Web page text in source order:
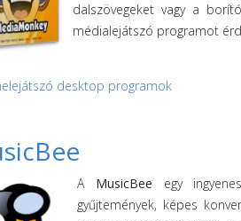
dalszövegeket vagy a
médialejátszó programot
desktop programok
A MusicBee egy
gyűjtemények, képes